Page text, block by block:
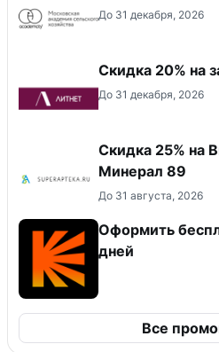
До 31 декабря, 2026
Скидка 20% на
До 31 декабря, 2026
Скидка 25% на
Минерал 89
До 31 августа, 2026
Оформить
дней
Все